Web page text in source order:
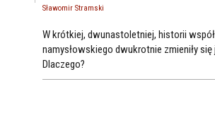
Sławomir Stramski
W krótkiej, dwunastoletniej, historii
namysłowskiego dwukrotnie zmieniły się
Dlaczego?